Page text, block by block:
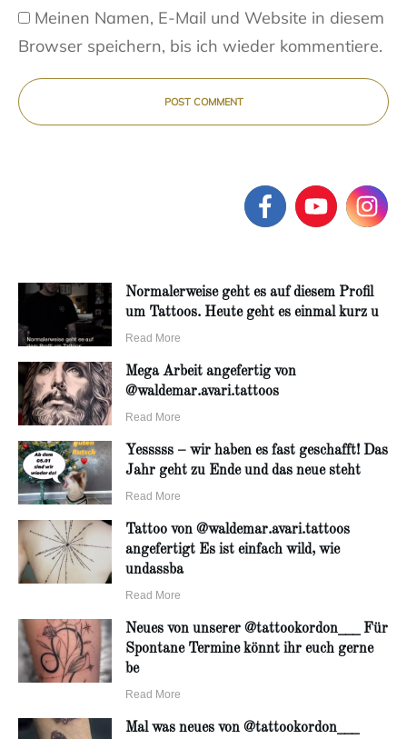
Meinen Namen, E-Mail und Website in diesem
Browser speichern, bis ich wieder kommentiere.
POST COMMENT
Normalerweise geht es auf diesem Profil
um Tattoos. Heute geht es einmal kurz u
Read More
Mega Arbeit angefertig von
@waldemar.avari.tattoos
Read More
Yesssss – wir haben es fast geschafft! Das
Jahr geht zu Ende und das neue steht
Read More
Tattoo von @waldemar.avari.tattoos
angefertigt Es ist einfach wild, wie
undassba
Read More
Neues von unserer @tattookordon___ Für
Spontane Termine könnt ihr euch gerne
be
Read More
Mal was neues von @tattookordon___